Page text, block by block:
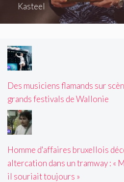
Kasteel
Des musiciens flamands sur
grands festivals de Wallonie
Homme d'affaires bruxellois
altercation dans un tramway : «
il souriait toujours »